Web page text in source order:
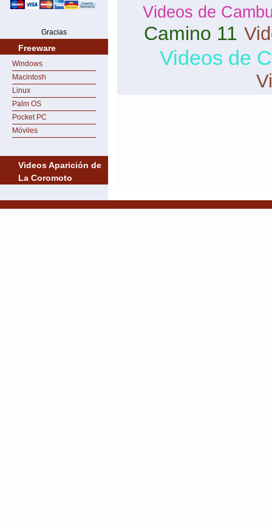
Gracias
Freeware
Windows
Macintosh
Linux
Palm OS
Pocket PC
Móviles
Videos Aparición de
La Coromoto
Videos de
Camino 11
Videos de